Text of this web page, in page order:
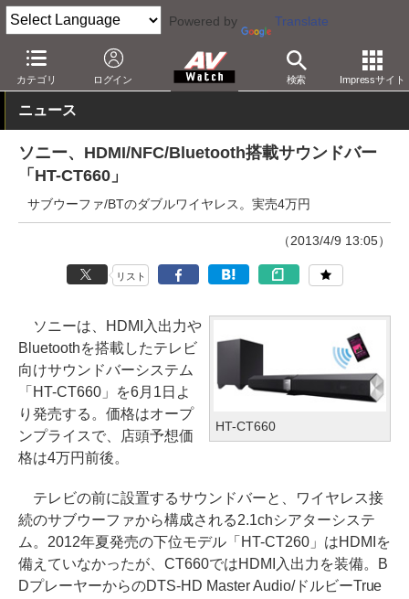
Powered by Translate
カテゴリ ログイン 検索 Impressサイト
AV Watch 製品 サウンドバー ソニー
ニュース
ソニー、HDMI/NFC/Bluetooth搭載サウンドバー
「HT-CT660」
サブウーファ/BTのダブルワイヤレス。実売4万円
（2013/4/9 13:05）
リスト
HT-CT660
ソニーは、HDMI入出力や
Bluetoothを搭載したテレビ
向けサウンドバーシステム
「HT-CT660」を6月1日よ
り発売する。価格はオープ
ンプライスで、店頭予想価
格は4万円前後。
テレビの前に設置するサウンドバーと、ワイヤレス接
続のサブウーファから構成される2.1chシアターシステ
ム。2012年夏発売の下位モデル「HT-CT260」はHDMIを
備えていなかったが、CT660ではHDMI入出力を装備。B
DプレーヤーからのDTS-HD Master Audio/ドルビーTrue